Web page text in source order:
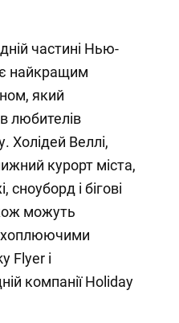
частині Нью-
є найкращим
який
любителів
Холідей Веллі,
курорт міста,
сноуборд і бігові
можуть
Flyer і
компанії Holiday